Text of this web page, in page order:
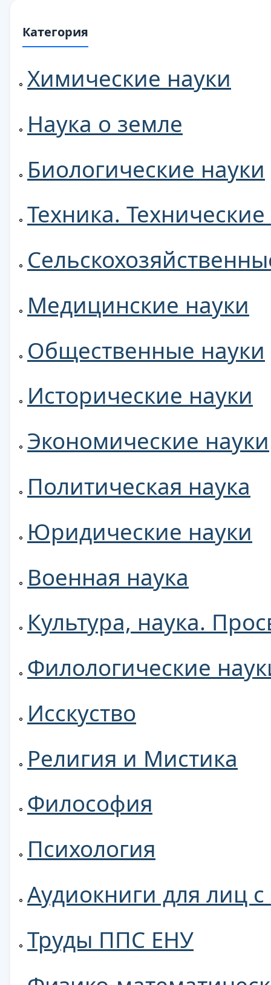
Категория
Химические науки
Наука о земле
Биологические науки
Техника.
Медицинские науки
Общественные науки
Исторические науки
Экономические науки
Политическая наука
Юридические науки
Военная наука
Культура, наука.
Филологические
Исскуство
Религия и Мистика
Философия
Психология
Аудиокниги для лиц
Труды ППС ЕНУ